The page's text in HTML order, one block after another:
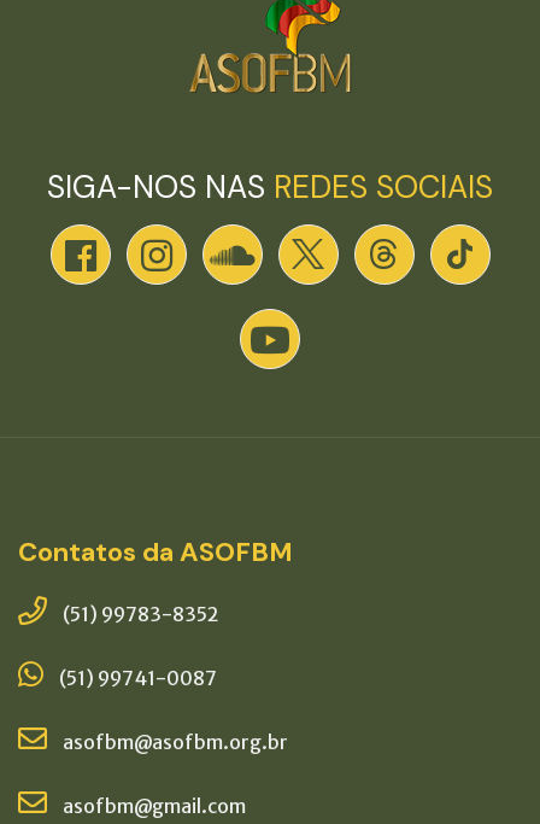
SIGA-NOS NAS REDES SOCIAIS
Contatos da ASOFBM
(51) 99783-8352
(51) 99741-0087
asofbm@asofbm.org.br
asofbm@gmail.com